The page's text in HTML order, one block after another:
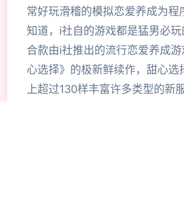
常好玩滑稽的模拟恋爱养成为程
知道，i社自的游戏都是猛男必
合款由i社推出的流行恋爱养成
心选择》的极新鲜续作，甜心选
上超过130样丰富许多类型的新